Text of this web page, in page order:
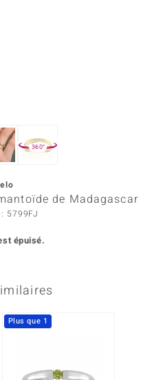
360°
de Madagascar
5799FJ
épuisé.
Plus que 1